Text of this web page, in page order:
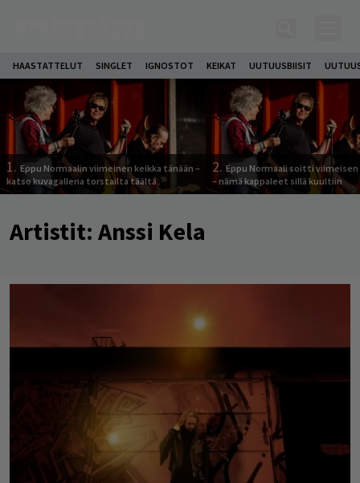
HAASTATTELUT SINGLET IGNOSTOT KEIKAT UUTUUSBIISIT
1. Eppu Normaalin viimeinen keikka tänään –
katso kuvagalleria torstailta täältä
2. Eppu Normaali soitti viimeisen
– nämä kappaleet sillä kuultiin
Artistit: Anssi Kela